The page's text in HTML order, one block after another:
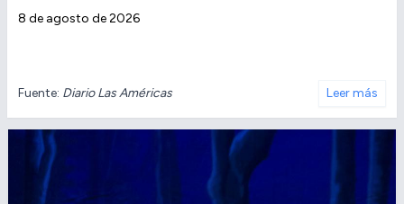
8 de agosto de 2026
Fuente: Diario Las Américas Leer más